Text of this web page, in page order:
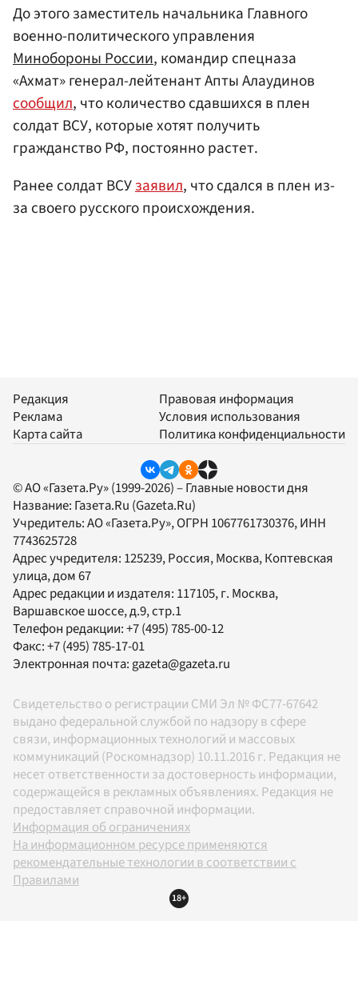
До этого заместитель начальника Главного
военно-политического управления
Минобороны России, командир спецназа
«Ахмат» генерал-лейтенант Апты Алаудинов
сообщил, что количество сдавшихся в плен
солдат ВСУ, которые хотят получить
гражданство РФ, постоянно растет.
Ранее солдат ВСУзаявил, что сдался в плен из-
за своего русского происхождения.
Редакция
Реклама
Карта сайта
Правовая информация
Условия использования
Политика конфиденциальности
© АО «Газета.Ру» (1999-2026) – Главные новости дня
Название: Газета.Ru (Gazeta.Ru)
Учредитель:АО «Газета.Ру», ОГРН 1067761730376, ИНН
7743625728
Адрес учредителя: 125239, Россия, Москва, Коптевская
улица, дом 67
Адрес редакции и издателя: 117105, г. Москва,
Варшавское шоссе, д.9, стр.1
Телефон редакции:+7 (495) 785-00-12
Факс:+7 (495) 785-17-01
Электронная почта: gazeta@gazeta.ru
Свидетельство о регистрации СМИ Эл № ФС77-67642
выдано федеральной службой по надзору в сфере
связи, информационных технологий и массовых
коммуникаций (Роскомнадзор) 10.11.2016 г. Редакция не
несет ответственности за достоверность информации,
содержащейся в рекламных объявлениях. Редакция не
предоставляет справочной информации.
Информация об ограничениях
На информационном ресурсе применяются
рекомендательные технологии в соответствии с
Правилами
18+